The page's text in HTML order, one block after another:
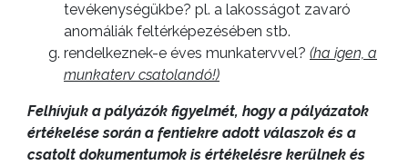
tevékenységükbe? pl. a lakosságot zavaró
anomáliák feltérképezésében stb.
rendelkeznek-e éves munkatervvel? (ha igen, a
munkaterv csatolandó!)
Felhívjuk a pályázók figyelmét, hogy a pályázatok
értékelése során a fentiekre adott válaszok és a
csatolt dokumentumok is értékelésre kerülnek és